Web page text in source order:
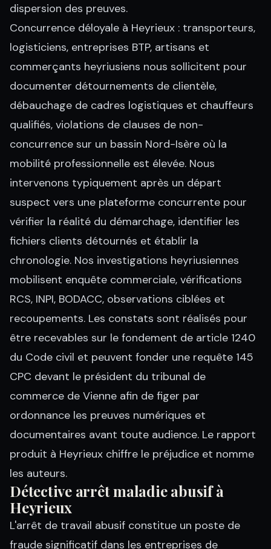
dispersion des preuves.
Concurrence déloyale à Heyrieux : transporteurs,
logisticiens, entreprises BTP, artisans et
commerçants heyriusiens nous sollicitent pour
documenter détournements de clientèle,
débauchage de cadres logistiques et chauffeurs
qualifiés, violations de clauses de non-
concurrence sur un bassin Nord-Isère où la
mobilité professionnelle est élevée. Nous
intervenons typiquement après un départ
suspect vers une plateforme concurrente pour
vérifier la réalité du démarchage, identifier les
fichiers clients détournés et établir la
chronologie. Nos investigations heyriusiennes
mobilisent enquête commerciale, vérifications
RCS, INPI, BODACC, observations ciblées et
recoupements. Les constats sont réalisés pour
être recevables sur le fondement de article 1240
du Code civil et peuvent fonder une requête 145
CPC devant le président du tribunal de
commerce de Vienne afin de figer par
ordonnance les preuves numériques et
documentaires avant toute audience. Le rapport
produit à Heyrieux chiffre le préjudice et nomme
les auteurs.
Détective arrêt maladie abusif à
Heyrieux
L'arrêt de travail abusif constitue un poste de
fraude significatif dans les entreprises de